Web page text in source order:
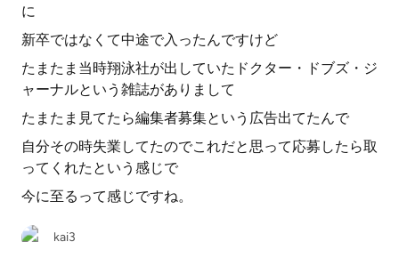
に
新卒ではなくて中途で入ったんですけど
たまたま当時翔泳社が出していたドクター・ドブズ・ジ
ャーナルという雑誌がありまして
たまたま見てたら編集者募集という広告出てたんで
自分その時失業してたのでこれだと思って応募したら取
ってくれたという感じで
今に至るって感じですね。
kai3